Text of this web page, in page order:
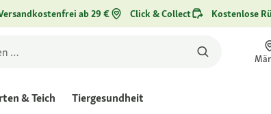
ab 29 € Click & Collect Kostenlose
& Teich Tiergesundheit